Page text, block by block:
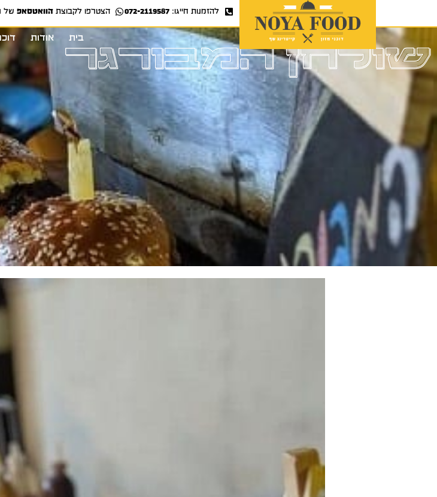
בית אודות להזמנות חייגו: 072-2119587 הצטרפו לקבוצת הוואטסאפ של
בית אודות שולחן המבורגר